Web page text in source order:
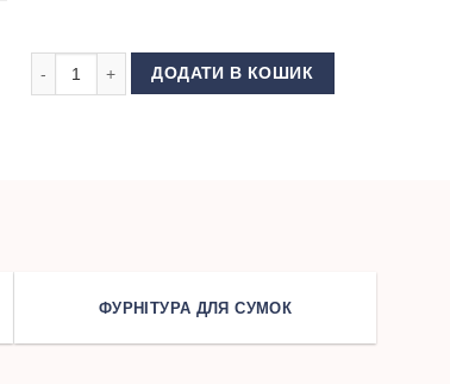
Альфа 10 мм кількість
Матриця (насадка) для кнопок 503 (12 мм Китай)
ДОДАТИ В КОШИК
ФУРНІТУРА ДЛЯ СУМОК